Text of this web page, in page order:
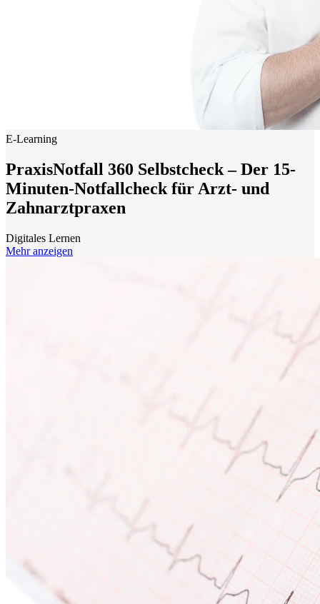
E-Learning
PraxisNotfall 360 Selbstcheck – Der 15-
Minuten-Notfallcheck für Arzt- und
Zahnarztpraxen
Digitales Lernen
Mehr anzeigen